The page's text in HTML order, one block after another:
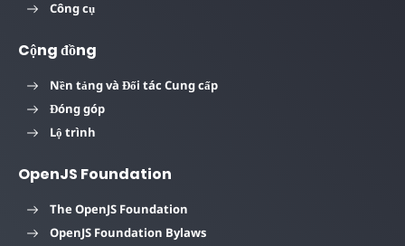
Công cụ
Cộng đồng
Nền tảng và Đối tác Cung cấp
Đóng góp
Lộ trình
OpenJS Foundation
The OpenJS Foundation
OpenJS Foundation Bylaws